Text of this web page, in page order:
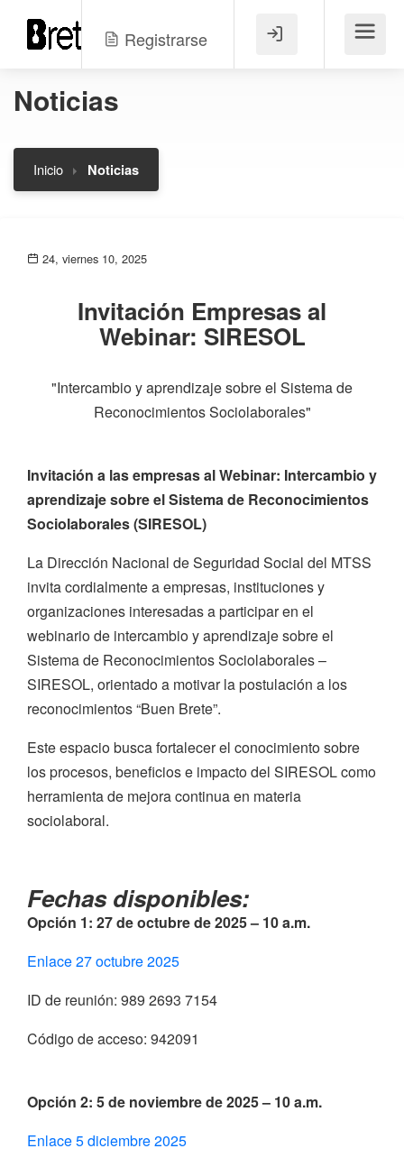
Registrarse Menú
Noticias
Inicio Noticias
24, viernes 10, 2025
Invitación Empresas al
Webinar: SIRESOL
"Intercambio y aprendizaje sobre el Sistema de
Reconocimientos Sociolaborales"
Invitación a las empresas al Webinar: Intercambio y
aprendizaje sobre el Sistema de Reconocimientos
Sociolaborales (SIRESOL)
La Dirección Nacional de Seguridad Social del MTSS
invita cordialmente a empresas, instituciones y
organizaciones interesadas a participar en el
webinario de intercambio y aprendizaje sobre el
Sistema de Reconocimientos Sociolaborales –
SIRESOL, orientado a motivar la postulación a los
reconocimientos “Buen Brete”.
Este espacio busca fortalecer el conocimiento sobre
los procesos, beneficios e impacto del SIRESOL como
herramienta de mejora continua en materia
sociolaboral.
Fechas disponibles:
Opción 1: 27 de octubre de 2025 – 10 a.m.
Enlace 27 octubre 2025
ID de reunión: 989 2693 7154
Código de acceso: 942091
Opción 2: 5 de noviembre de 2025 – 10 a.m.
Enlace 5 diciembre 2025